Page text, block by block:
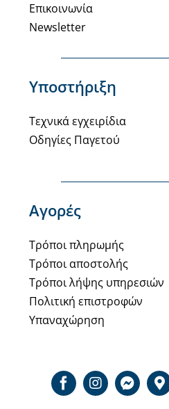
Επικοινωνία
Newsletter
Υποστήριξη
Τεχνικά εγχειρίδια
Οδηγίες Παγετού
Αγορές
Τρόποι πληρωμής
Τρόποι αποστολής
Τρόποι λήψης υπηρεσιών
Πολιτική επιστροφών
Υπαναχώρηση